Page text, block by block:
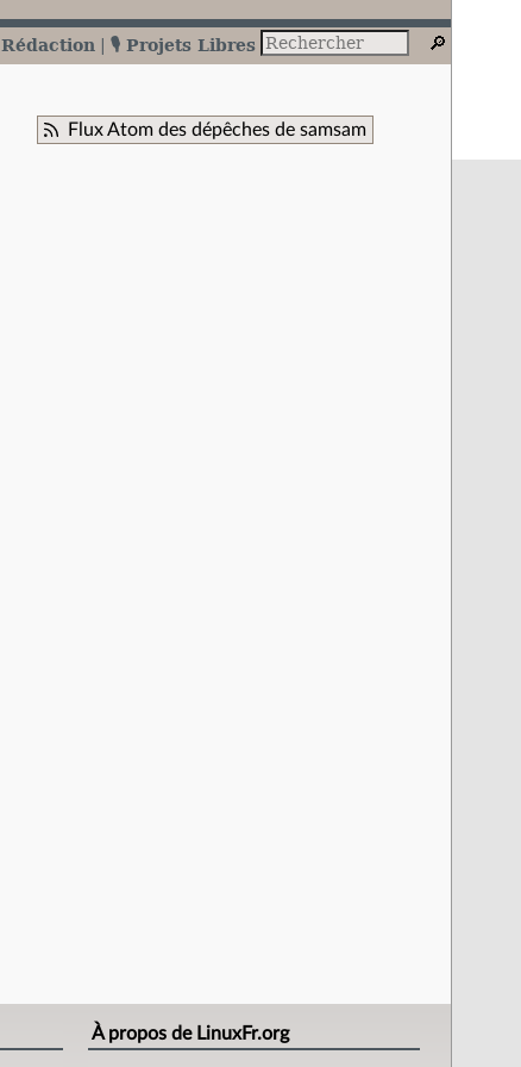
Rédaction 🎙️ Projets Libres
Flux Atom des dépêches de samsam
À propos de LinuxFr.org